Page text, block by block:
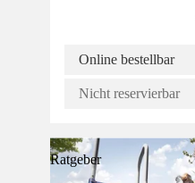
Online bestellbar
Nicht reservierbar
Ratgeber